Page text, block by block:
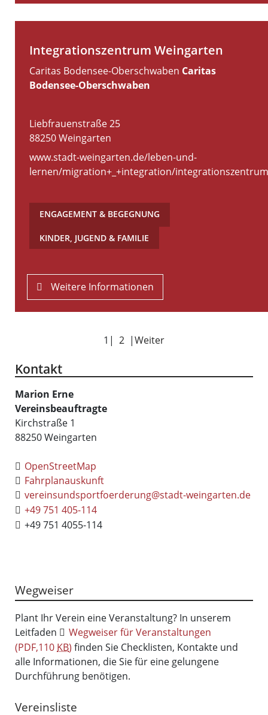
Integrationszentrum Weingarten
Caritas Bodensee-Oberschwaben Caritas
Bodensee-Oberschwaben
Liebfrauenstraße 25
88250Weingarten
www.stadt-weingarten.de/leben-und-
lernen/migration+_+integration/integrationszentrum
ENGAGEMENT & BEGEGNUNG
KINDER, JUGEND & FAMILIE
Weitere Informationen
1 | 2 |Weiter
Kontakt
Marion Erne
Vereinsbeauftragte
Kirchstraße 1
88250Weingarten
OpenStreetMap
Fahrplanauskunft
vereinsundsportfoerderung@stadt-weingarten.de
+49 751 405-114
+49 751 4055-114
Wegweiser
Plant Ihr Verein eine Veranstaltung? In unserem
Leitfaden
Wegweiser für Veranstaltungen
(PDF,110 KB) finden Sie Checklisten, Kontakte und
alle Informationen, die Sie für eine gelungene
Durchführung benötigen.
Vereinsliste